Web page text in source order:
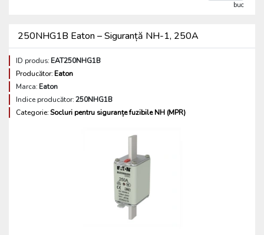
buc
250NHG1B Eaton – Siguranță NH-1, 250A
ID produs:EAT250NHG1B
Producător:Eaton
Marca:Eaton
Indice producător:250NHG1B
Categorie:Socluri pentru siguranțe fuzibile NH (MPR)